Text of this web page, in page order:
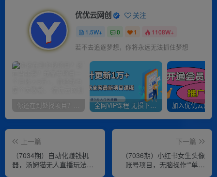
优优云网创 关注
1.5W+ 0 1 1108W+
若不去追逐梦想，你将永远无法抓住梦想
你还在到处找项目？还在当韭菜？我靠卖项目一个月收入5万+，曾经我也是个失败者。 全网VIP课程 无损下载~
上一篇
（7034期）自动化赚钱机
器，汤姆猫无人直播玩法，
下一篇
（7036期）小红书女生头像
账号项目，无脑操作“”单日